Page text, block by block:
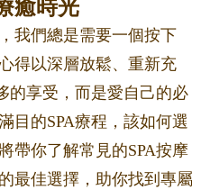
癒時光
我們總是需要一個按下
得以深層放鬆、重新充
的享受，而是愛自己的必
目的SPA療程，該如何選
帶你了解常見的SPA按摩
最佳選擇，助你找到專屬